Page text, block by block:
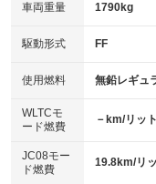
アイドリングストップ
：装備あり
USB入力端子
：装備あり
100V電源
：装備なし
センターデフロック
：装備なし
電動格納ミラー
：装備あり
キーレス
HID(キセノンライト)
：装備なし
バックカメラ
：装備あり
エアロ
：装備なし
：装備なし
パワーシート
車両重量 1790kg
駆動形式 FF
使用燃料 無鉛レギュ
WLTCモ
ード燃費
－km/リッ
JC08モー
ド燃費
19.8km/リ